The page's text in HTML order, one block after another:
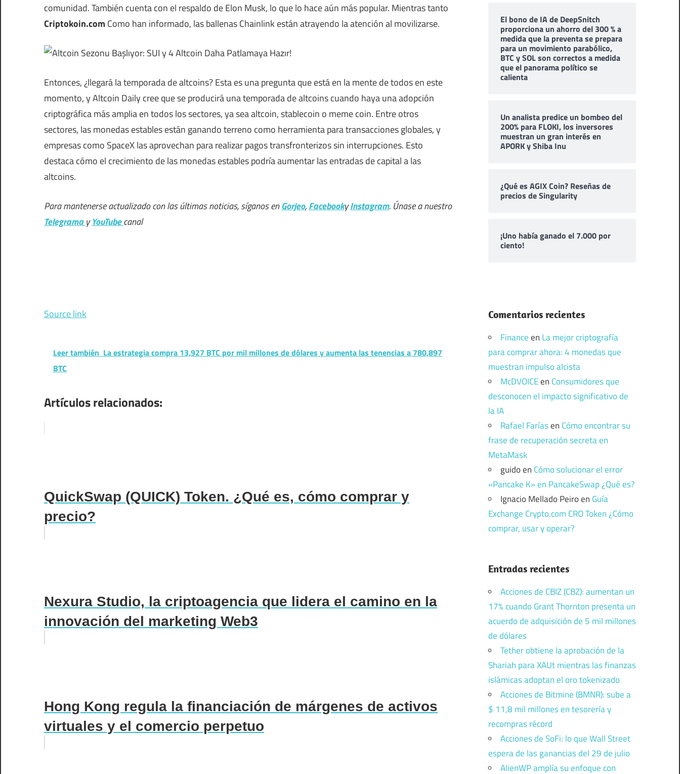
comunidad. También cuenta con el respaldo de Elon Musk, lo que lo hace aún más popular. Mientras tanto
Criptokoin.com Como han informado, las ballenas Chainlink están atrayendo la atención al movilizarse.
Entonces, ¿llegará la temporada de altcoins? Esta es una pregunta que está en la mente de todos en este
momento, y Altcoin Daily cree que se producirá una temporada de altcoins cuando haya una adopción
criptográfica más amplia en todos los sectores, ya sea altcoin, stablecoin o meme coin. Entre otros
sectores, las monedas estables están ganando terreno como herramienta para transacciones globales, y
empresas como SpaceX las aprovechan para realizar pagos transfronterizos sin interrupciones. Esto
destaca cómo el crecimiento de las monedas estables podría aumentar las entradas de capital a las
altcoins.
Para mantenerse actualizado con las últimas noticias, síganos enGorjeo,FacebookyInstagram. Únase a nuestro
TelegramayYouTubecanal
Source link
Leer también La estrategia compra 13,927 BTC por mil millones de dólares y aumenta las tenencias a 780,897
BTC
Artículos relacionados:
QuickSwap (QUICK) Token. ¿Qué es, cómo comprar y
precio?
Nexura Studio, la criptoagencia que lidera el camino en la
innovación del marketing Web3
Hong Kong regula la financiación de márgenes de activos
virtuales y el comercio perpetuo
El bono de IA de DeepSnitch
proporciona un ahorro del 300 % a
medida que la preventa se prepara
para un movimiento parabólico,
BTC y SOL son correctos a medida
que el panorama político se
calienta
Un analista predice un bombeo del
200% para FLOKI, los inversores
muestran un gran interés en
APORK y Shiba Inu
¿Qué es AGIX Coin? Reseñas de
precios de Singularity
¡Uno había ganado el 7.000 por
ciento!
Comentarios recientes
Financeen La mejor criptografía
para comprar ahora: 4 monedas que
muestran impulso alcista
McDVOICEen Consumidores que
desconocen el impacto significativo de
la IA
Rafael Faríasen Cómo encontrar su
frase de recuperación secreta en
MetaMask
guidoen Cómo solucionar el error
«Pancake K» en PancakeSwap ¿Qué es?
Ignacio Mellado Peiroen Guía
Exchange Crypto.com CRO Token ¿Cómo
comprar, usar y operar?
Entradas recientes
Acciones de CBIZ (CBZ): aumentan un
17% cuando Grant Thornton presenta un
acuerdo de adquisición de 5 mil millones
de dólares
Tether obtiene la aprobación de la
Shariah para XAUt mientras las finanzas
islámicas adoptan el oro tokenizado
Acciones de Bitmine (BMNR): sube a
$ 11,8 mil millones en tesorería y
recompras récord
Acciones de SoFi: lo que Wall Street
espera de las ganancias del 29 de julio
AlienWP amplía su enfoque con